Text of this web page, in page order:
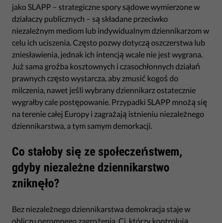
jako SLAPP – strategiczne spory sądowe wymierzone w
działaczy publicznych – są składane przeciwko
niezależnym mediom lub indywidualnym dziennikarzom w
celu ich uciszenia. Często pozwy dotyczą oszczerstwa lub
zniesławienia, jednak ich intencją wcale nie jest wygrana.
Już sama groźba kosztownych i czasochłonnych działań
prawnych często wystarcza, aby zmusić kogoś do
milczenia, nawet jeśli wybrany dziennikarz ostatecznie
wygrałby cale postępowanie. Przypadki SLAPP mnożą się
na terenie całej Europy i zagrażają istnieniu niezależnego
dziennikarstwa, a tym samym demorkacji.
Co stałoby się ze społeczeństwem,
gdyby niezależne dziennikarstwo
zniknęło?
Bez niezależnego dziennikarstwa demokracja staje w
obliczu ogromnego zagrożenia. Ci, którzy kontrolują